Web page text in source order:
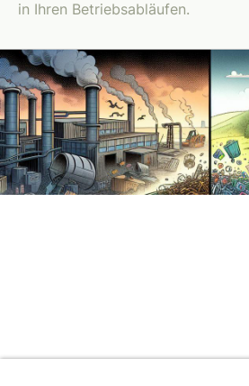
in Ihren Betriebsabläufen.